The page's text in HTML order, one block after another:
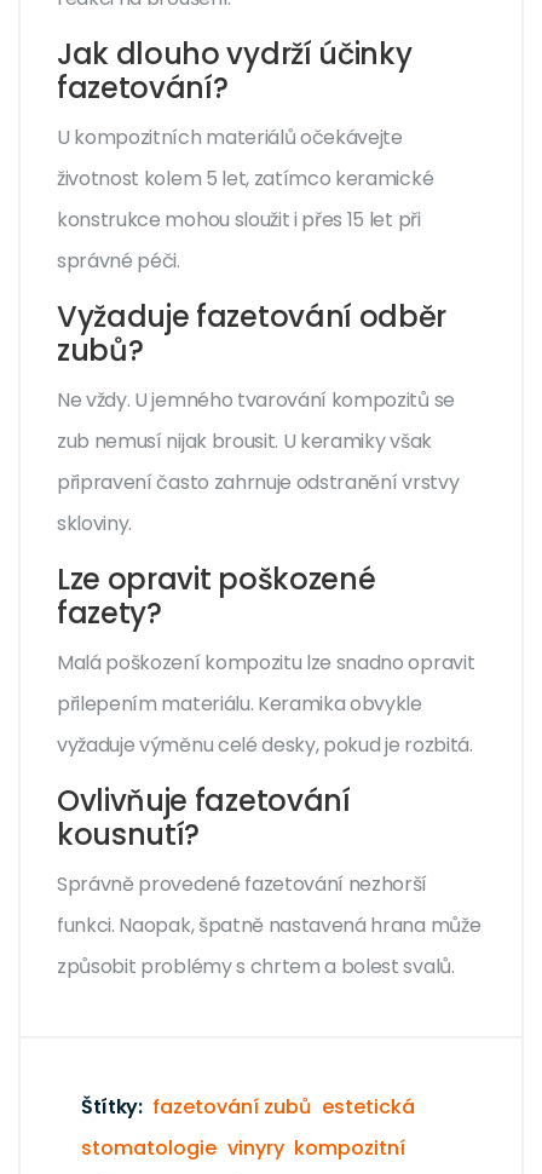
Jak dlouho vydrží účinky
fazetování?
U kompozitních materiálů očekávejte
životnost kolem 5 let, zatímco keramické
konstrukce mohou sloužit i přes 15 let při
správné péči.
Vyžaduje fazetování odběr
zubů?
Ne vždy. U jemného tvarování kompozitů se
zub nemusí nijak brousit. U keramiky však
připravení často zahrnuje odstranění vrstvy
skloviny.
Lze opravit poškozené
fazety?
Malá poškození kompozitu lze snadno opravit
přilepením materiálu. Keramika obvykle
vyžaduje výměnu celé desky, pokud je rozbitá.
Ovlivňuje fazetování
kousnutí?
Správně provedené fazetování nezhorší
funkci. Naopak, špatně nastavená hrana může
způsobit problémy s chrtem a bolest svalů.
Štítky: fazetování zubů estetická
stomatologie vinyry kompozitní